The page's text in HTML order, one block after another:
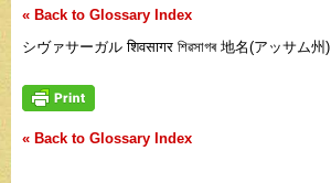
« Back to Glossary Index
シヴァサーガル शिवसागर শিৱসাগৰ 地名(アッサム州)
« Back to Glossary Index